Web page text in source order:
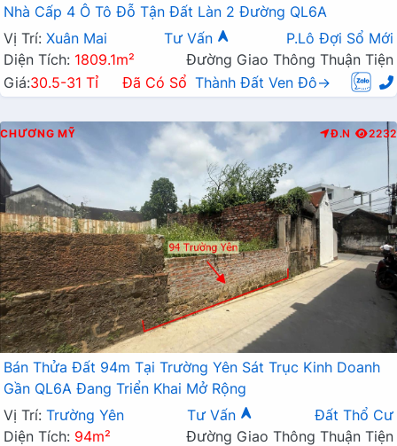
Nhà Cấp 4 Ô Tô Đỗ Tận Đất Làn 2 Đường QL6A
Vị Trí: Xuân Mai Tư Vấn
P.Lô Đợi Sổ Mới
Diện Tích: 1809.1m²
Đường Giao Thông Thuận Tiện
Giá:30.5-31 Tỉ Đã Có Sổ Thành Đất Ven Đô→
CHƯƠNG MỸ Đ.N 2232
Bán Thửa Đất 94m Tại Trường Yên Sát Trục Kinh Doanh
Gần QL6A Đang Triển Khai Mở Rộng
Vị Trí: Trường Yên Tư Vấn
Đất Thổ Cư
Diện Tích: 94m²
Đường Giao Thông Thuận Tiện